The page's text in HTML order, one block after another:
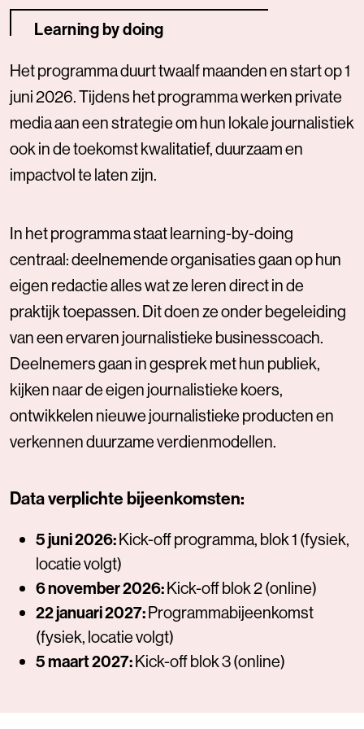
Learning by doing
Het programma duurt twaalf maanden en start op 1
juni 2026. Tijdens het programma werken private
media aan een strategie om hun lokale journalistiek
ook in de toekomst kwalitatief, duurzaam en
impactvol te laten zijn.
In het programma staat learning-by-doing
centraal: deelnemende organisaties gaan op hun
eigen redactie alles wat ze leren direct in de
praktijk toepassen. Dit doen ze onder begeleiding
van een ervaren journalistieke businesscoach.
Deelnemers gaan in gesprek met hun publiek,
kijken naar de eigen journalistieke koers,
ontwikkelen nieuwe journalistieke producten en
verkennen duurzame verdienmodellen.
Data verplichte bijeenkomsten:
5 juni 2026:Kick-off programma, blok 1 (fysiek,
locatie volgt)
6 november 2026:Kick-off blok 2 (online)
22 januari 2027:Programmabijeenkomst
(fysiek, locatie volgt)
5 maart 2027:Kick-off blok 3 (online)